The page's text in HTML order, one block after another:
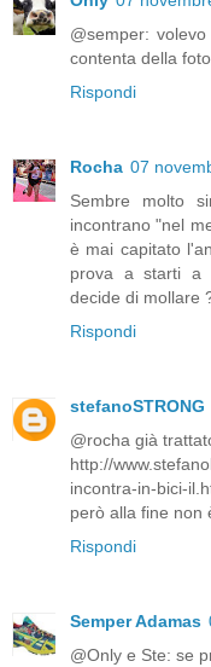
@semper:
contenta della
Rispondi
Rocha 07
Sembre molto
incontrano "nel
è mai capitato
prova a starti a
decide di mollare
Rispondi
stefanoSTRONG
@rocha già
http://
incontra-in-bici-
però alla fine non
Rispondi
Semper Adamas
@Only e Ste: se